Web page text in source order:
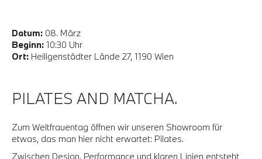
Datum: 08. März
Beginn: 10:30 Uhr
Ort: Heiligenstädter Lände 27, 1190 Wien
PILATES AND MATCHA.
Zum Weltfrauentag öffnen wir unseren Showroom für
etwas, das man hier nicht erwartet: Pilates.
Zwischen Design, Performance und klaren Linien entsteht